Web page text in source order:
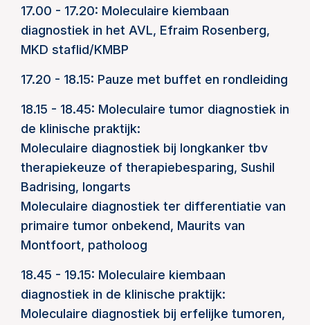
17.00 - 17.20: Moleculaire kiembaan
diagnostiek in het AVL, Efraim Rosenberg,
MKD staflid/KMBP
17.20 - 18.15: Pauze met buffet en rondleiding
18.15 - 18.45: Moleculaire tumor diagnostiek in
de klinische praktijk:
Moleculaire diagnostiek bij longkanker tbv
therapiekeuze of therapiebesparing, Sushil
Badrising, longarts
Moleculaire diagnostiek ter differentiatie van
primaire tumor onbekend, Maurits van
Montfoort, patholoog
18.45 - 19.15: Moleculaire kiembaan
diagnostiek in de klinische praktijk:
Moleculaire diagnostiek bij erfelijke tumoren,